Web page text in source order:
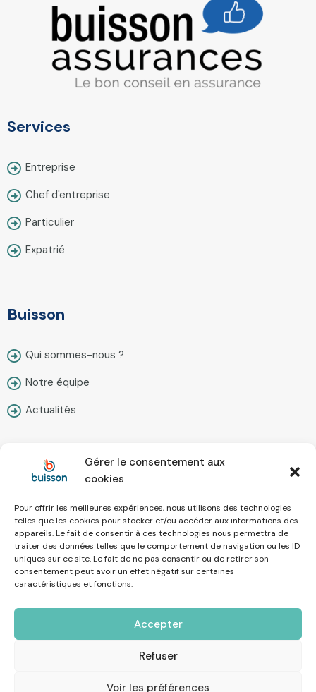
Gérer le consentement aux
cookies
Pour offrir les meilleures expériences, nous utilisons des technologies
telles que les cookies pour stocker et/ou accéder aux informations des
appareils. Le fait de consentir à ces technologies nous permettra de
traiter des données telles que le comportement de navigation ou les ID
uniques sur ce site. Le fait de ne pas consentir ou de retirer son
consentement peut avoir un effet négatif sur certaines
caractéristiques et fonctions.
Accepter
Refuser
Voir les préférences
Services
Entreprise
Chef d'entreprise
Particulier
Expatrié
Buisson
Qui sommes-nous ?
Notre équipe
Actualités
Contact
Nous écrire
Prendre rendez-vous
Simulateur en ligne